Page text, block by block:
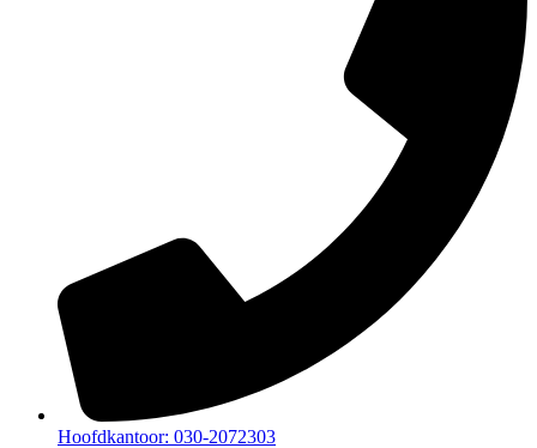
Hoofdkantoor: 030-2072303